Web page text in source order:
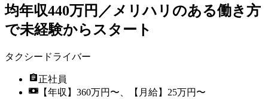
均年収440万円／メリハリのある働き方
で未経験からスタート
タクシードライバー
正社員
【年収】360万円〜、【月給】25万円〜